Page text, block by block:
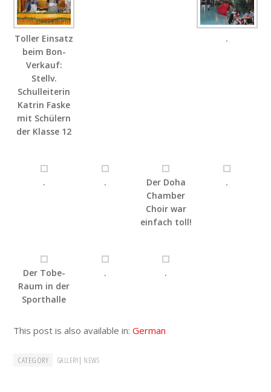
Toller Einsatz
beim Bon-
Verkauf:
Stellv.
Schulleiterin
Katrin Faske
mit Schülern
der Klasse 12
.
. .
Der Doha
Chamber
Choir war
einfach toll!
.
Der Tobe-
Raum in der
Sporthalle
. .
This post is also available in:German
CATEGORY GALLERY| NEWS